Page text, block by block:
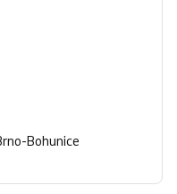
Bohunice